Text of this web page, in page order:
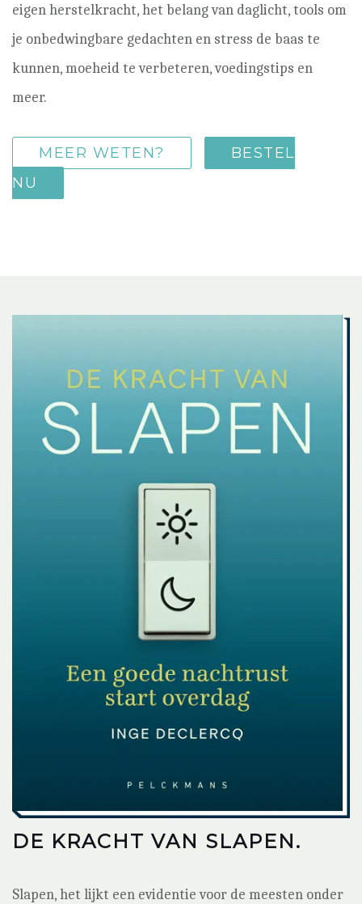
eigen herstelkracht, het belang van daglicht, tools om
je onbedwingbare gedachten en stress de baas te
kunnen, moeheid te verbeteren, voedingstips en
meer.
MEER WETEN?
BESTEL
NU
DE KRACHT VAN SLAPEN.
Slapen, het lijkt een evidentie voor de meesten onder